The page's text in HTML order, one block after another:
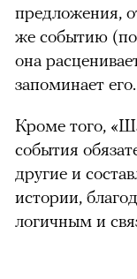
предложения,
же событию
она
запоминает его.
Кроме того,
события
другие и
истории,
логичным и